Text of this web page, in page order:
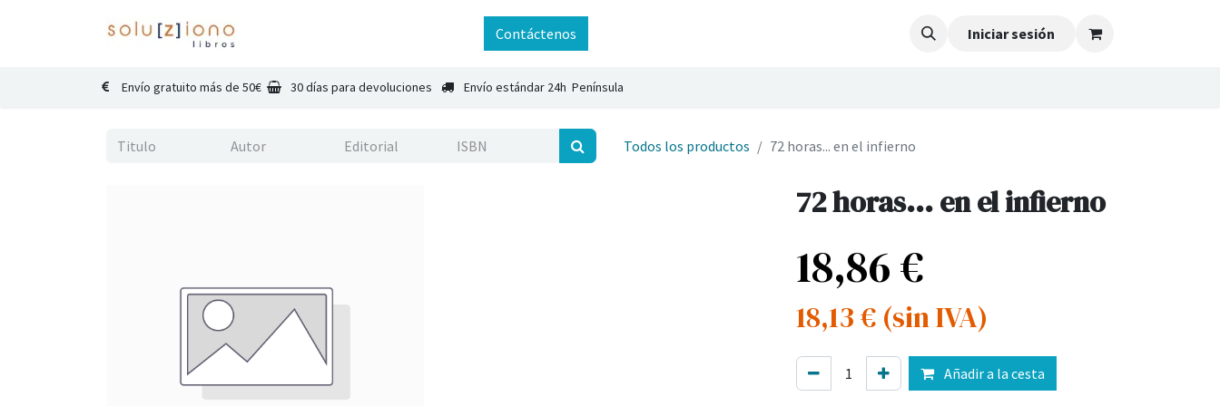
Contáctenos Iniciar sesión
Envío gratuito más de 50€ 30 días para devoluciones Envío estándar 24h Península
Todos los productos 72 horas... en el infierno
72 horas... en el infierno
18,86€
18,13€ (sin IVA)
Añadir a la cesta